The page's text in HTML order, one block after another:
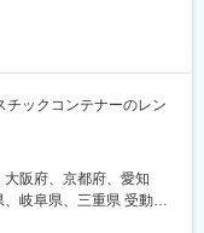
チックコンテナーのレン
向けた、既存顧客への
阪府、京都府、愛知
岐阜県、三重県 受動喫